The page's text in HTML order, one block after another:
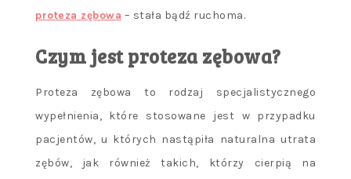
proteza zębowa – stała bądź ruchoma.
Czym jest proteza zębowa?
Proteza zębowa to rodzaj specjalistycznego
wypełnienia, które stosowane jest w przypadku
pacjentów, u których nastąpiła naturalna utrata
zębów, jak również takich, którzy cierpią na